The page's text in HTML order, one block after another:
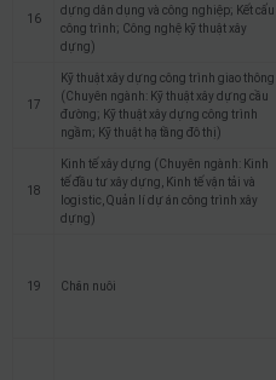
16
dựng dân dụng và công nghiệp; Kết cấu
công trình; Công nghệ kỹ thuật xây
dựng)
17
Kỹ thuật xây dựng công trình giao thông
(Chuyên ngành: Kỹ thuật xây dựng cầu
đường; Kỹ thuật xây dựng công trình
ngầm; Kỹ thuật hạ tầng đô thị)
18
Kinh tế xây dựng (Chuyên ngành: Kinh
tế đầu tư xây dựng, Kinh tế vận tải và
logistic, Quản lí dự án công trình xây
dựng)
19 Chăn nuôi